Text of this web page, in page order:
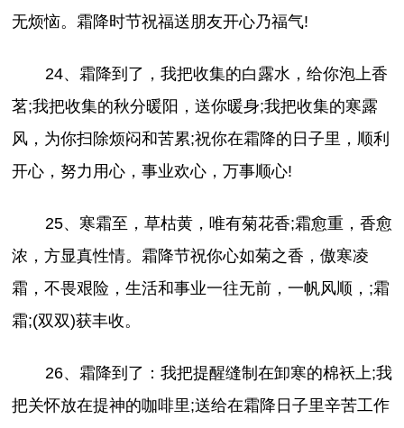
无烦恼。霜降时节祝福送朋友开心乃福气!
24、霜降到了，我把收集的白露水，给你泡上香
茗;我把收集的秋分暖阳，送你暖身;我把收集的寒露
风，为你扫除烦闷和苦累;祝你在霜降的日子里，顺利
开心，努力用心，事业欢心，万事顺心!
25、寒霜至，草枯黄，唯有菊花香;霜愈重，香愈
浓，方显真性情。霜降节祝你心如菊之香，傲寒凌
霜，不畏艰险，生活和事业一往无前，一帆风顺，;霜
霜;(双双)获丰收。
26、霜降到了：我把提醒缝制在卸寒的棉袄上;我
把关怀放在提神的咖啡里;送给在霜降日子里辛苦工作